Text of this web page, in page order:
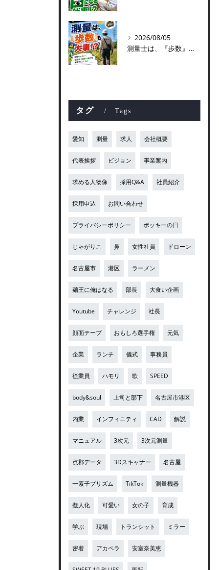
2026/08/05
測量士は、『歩数』も大事！？
タグ Tags
愛知 測量 求人 会社概要
代表挨拶 ビジョン 事業案内
求める人物像 採用Q&A 社員紹介
採用申込 お問い合わせ
プライバシーポリシー ポッキーの日
じゃがりこ 鼻 女性社員 ドローン
名古屋市 港区 ラーメン
麺王に俺はなる 部長 大食い企画
Youtube チャレンジ 社長
顔面テープ おもしろ選手権 元気
企業 ランチ 儀式 事務員
従業員 ハモリ 歌 SPEED
body&soul 上司と部下 名古屋市港区
内業 インフィニティ CAD 解説
マニュアル 3次元 3次元測量
点郡データ 3Dスキャナー 名古屋
一素子プリズム TikTok 測量機器
擬人化 可愛い 女の子 育成
学ぶ 現場 トランシット ミラー
密着 アカペラ 安室奈美恵